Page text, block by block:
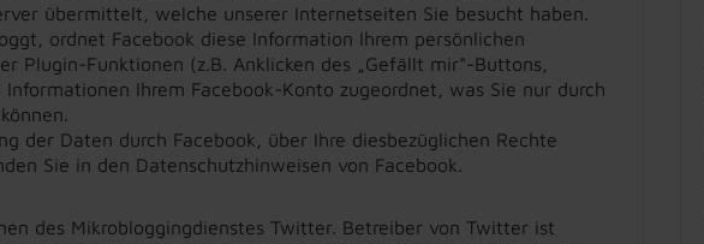
übermittelt, welche unserer Internetseiten Sie besucht haben.
ordnet Facebook diese Information Ihrem persönlichen
Plugin-Funktionen (z.B. Anklicken des „Gefällt mir“-Buttons,
Ihrem Facebook-Konto zugeordnet, was Sie nur durch
der Daten durch Facebook, über Ihre diesbezüglichen Rechte
Sie in den Datenschutzhinweisen von Facebook.
des Mikrobloggingdienstes Twitter. Betreiber von Twitter ist